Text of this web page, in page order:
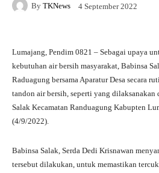
By TKNews 4 September 2022
Lumajang, Pendim 0821 – Sebagai upaya
kebutuhan air bersih masyarakat, Babinsa
Raduagung bersama Aparatur Desa secara
tandon air bersih, seperti yang dilaksanakan
Salak Kecamatan Randuagung Kabupten
(4/9/2022).
Babinsa Salak, Serda Dedi Krisnawan
tersebut dilakukan, untuk memastikan